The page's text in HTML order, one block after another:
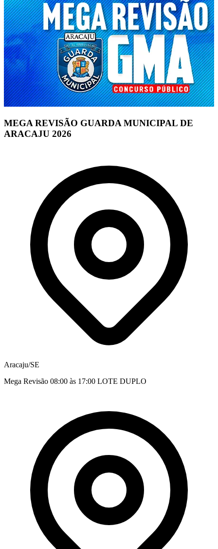
MEGA REVISÃO GUARDA MUNICIPAL DE
ARACAJU 2026
Aracaju/SE
Mega Revisão 08:00 às 17:00 LOTE DUPLO